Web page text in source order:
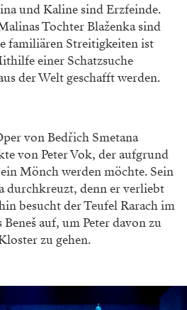
und Kaline sind Erzfeinde.
Tochter Blaženka sind
familiären Streitigkeiten ist
einer Schatzsuche
der Welt geschafft werden.
von Bedřich Smetana
von Peter Vok, der aufgrund
Mönch werden möchte. Sein
durchkreuzt, denn er verliebt
besucht der Teufel Rarach im
auf, um Peter davon zu
zu gehen.